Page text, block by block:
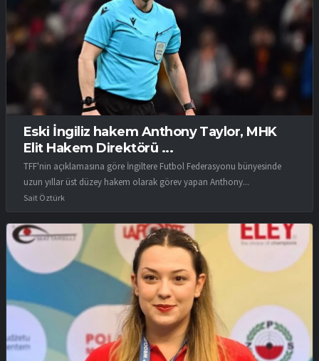
Eski İngiliz hakem Anthony Taylor, MHK
Elit Hakem Direktörü ...
TFF'nin açıklamasına göre İngiltere Futbol Federasyonu bünyesinde
uzun yıllar üst düzey hakem olarak görev yapan Anthony...
Sait Öztürk